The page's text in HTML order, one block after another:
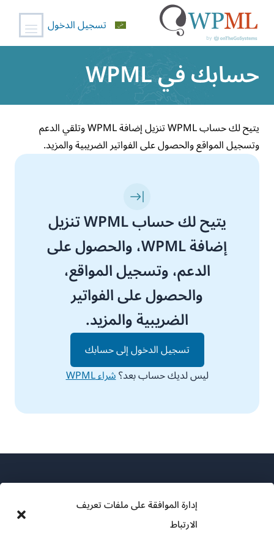
إدارة الموافقة على ملفات تعريف
الارتباط
تسجيل الدخول
حسابك في WPML
يتيح لك حساب WPML تنزيل إضافة WPML وتلقي الدعم
وتسجيل المواقع والحصول على الفواتير الضريبية والمزيد.
يتيح لك حساب WPML تنزيل
إضافة WPML، والحصول على
الدعم، وتسجيل المواقع،
والحصول على الفواتير
الضريبية والمزيد.
تسجيل الدخول إلى حسابك
ليس لديك حساب بعد؟شراء WPML